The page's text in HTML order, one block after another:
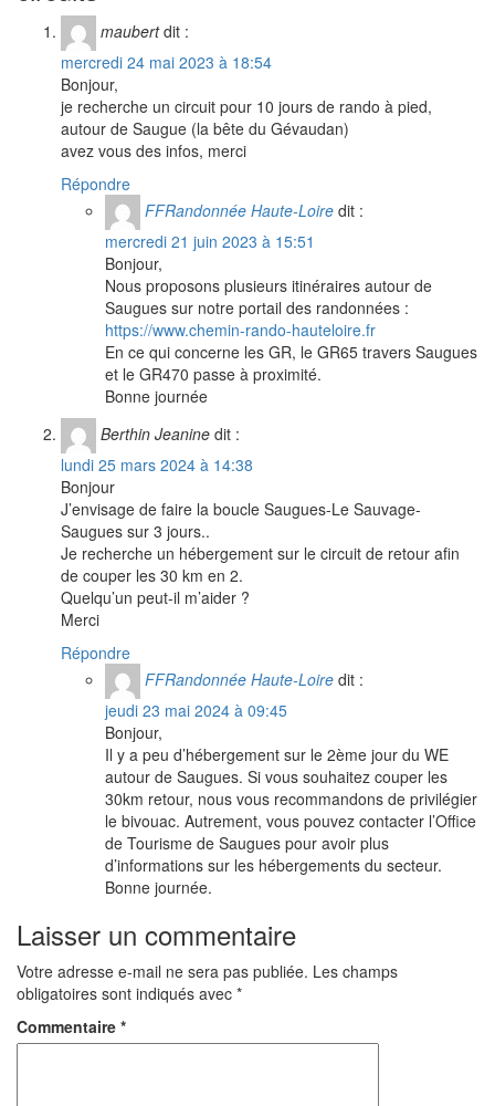
maubert dit :
mercredi 24 mai 2023 à 18:54
Bonjour,
je recherche un circuit pour 10 jours de rando à pied,
autour de Saugue (la bête du Gévaudan)
avez vous des infos, merci
Répondre
FFRandonnée Haute-Loire dit :
mercredi 21 juin 2023 à 15:51
Bonjour,
Nous proposons plusieurs itinéraires autour de
Saugues sur notre portail des randonnées :
https://www.chemin-rando-hauteloire.fr
En ce qui concerne les GR, le GR65 travers Saugues
et le GR470 passe à proximité.
Bonne journée
Berthin Jeanine dit :
lundi 25 mars 2024 à 14:38
Bonjour
J’envisage de faire la boucle Saugues-Le Sauvage-
Saugues sur 3 jours..
Je recherche un hébergement sur le circuit de retour afin
de couper les 30 km en 2.
Quelqu’un peut-il m’aider ?
Merci
Répondre
FFRandonnée Haute-Loire dit :
jeudi 23 mai 2024 à 09:45
Bonjour,
Il y a peu d’hébergement sur le 2ème jour du WE
autour de Saugues. Si vous souhaitez couper les
30km retour, nous vous recommandons de privilégier
le bivouac. Autrement, vous pouvez contacter l’Office
de Tourisme de Saugues pour avoir plus
d’informations sur les hébergements du secteur.
Bonne journée.
Laisser un commentaire
Votre adresse e-mail ne sera pas publiée. Les champs
obligatoires sont indiqués avec *
Commentaire *